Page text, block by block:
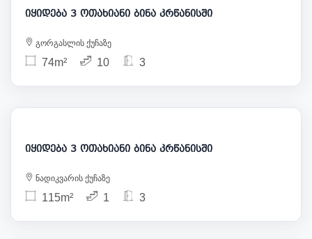
იყიდება 3 ოთახიანი ბინა კრწანისში
გორგასლის ქუჩაზე
74m² 10 3
168 000
იყიდება 3 ოთახიანი ბინა კრწანისში
ნადიკვარის ქუჩაზე
115m² 1 3